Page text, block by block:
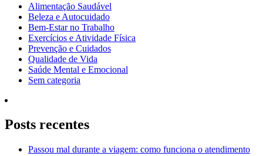
Alimentação Saudável
Beleza e Autocuidado
Bem-Estar no Trabalho
Exercícios e Atividade Física
Prevenção e Cuidados
Qualidade de Vida
Saúde Mental e Emocional
Sem categoria
Posts recentes
Passou mal durante a viagem: como funciona o atendimento